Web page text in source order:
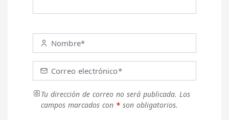
Nombre*
Correo electrónico*
Tu dirección de correo no será publicada. Los
campos marcados con * son obligatorios.